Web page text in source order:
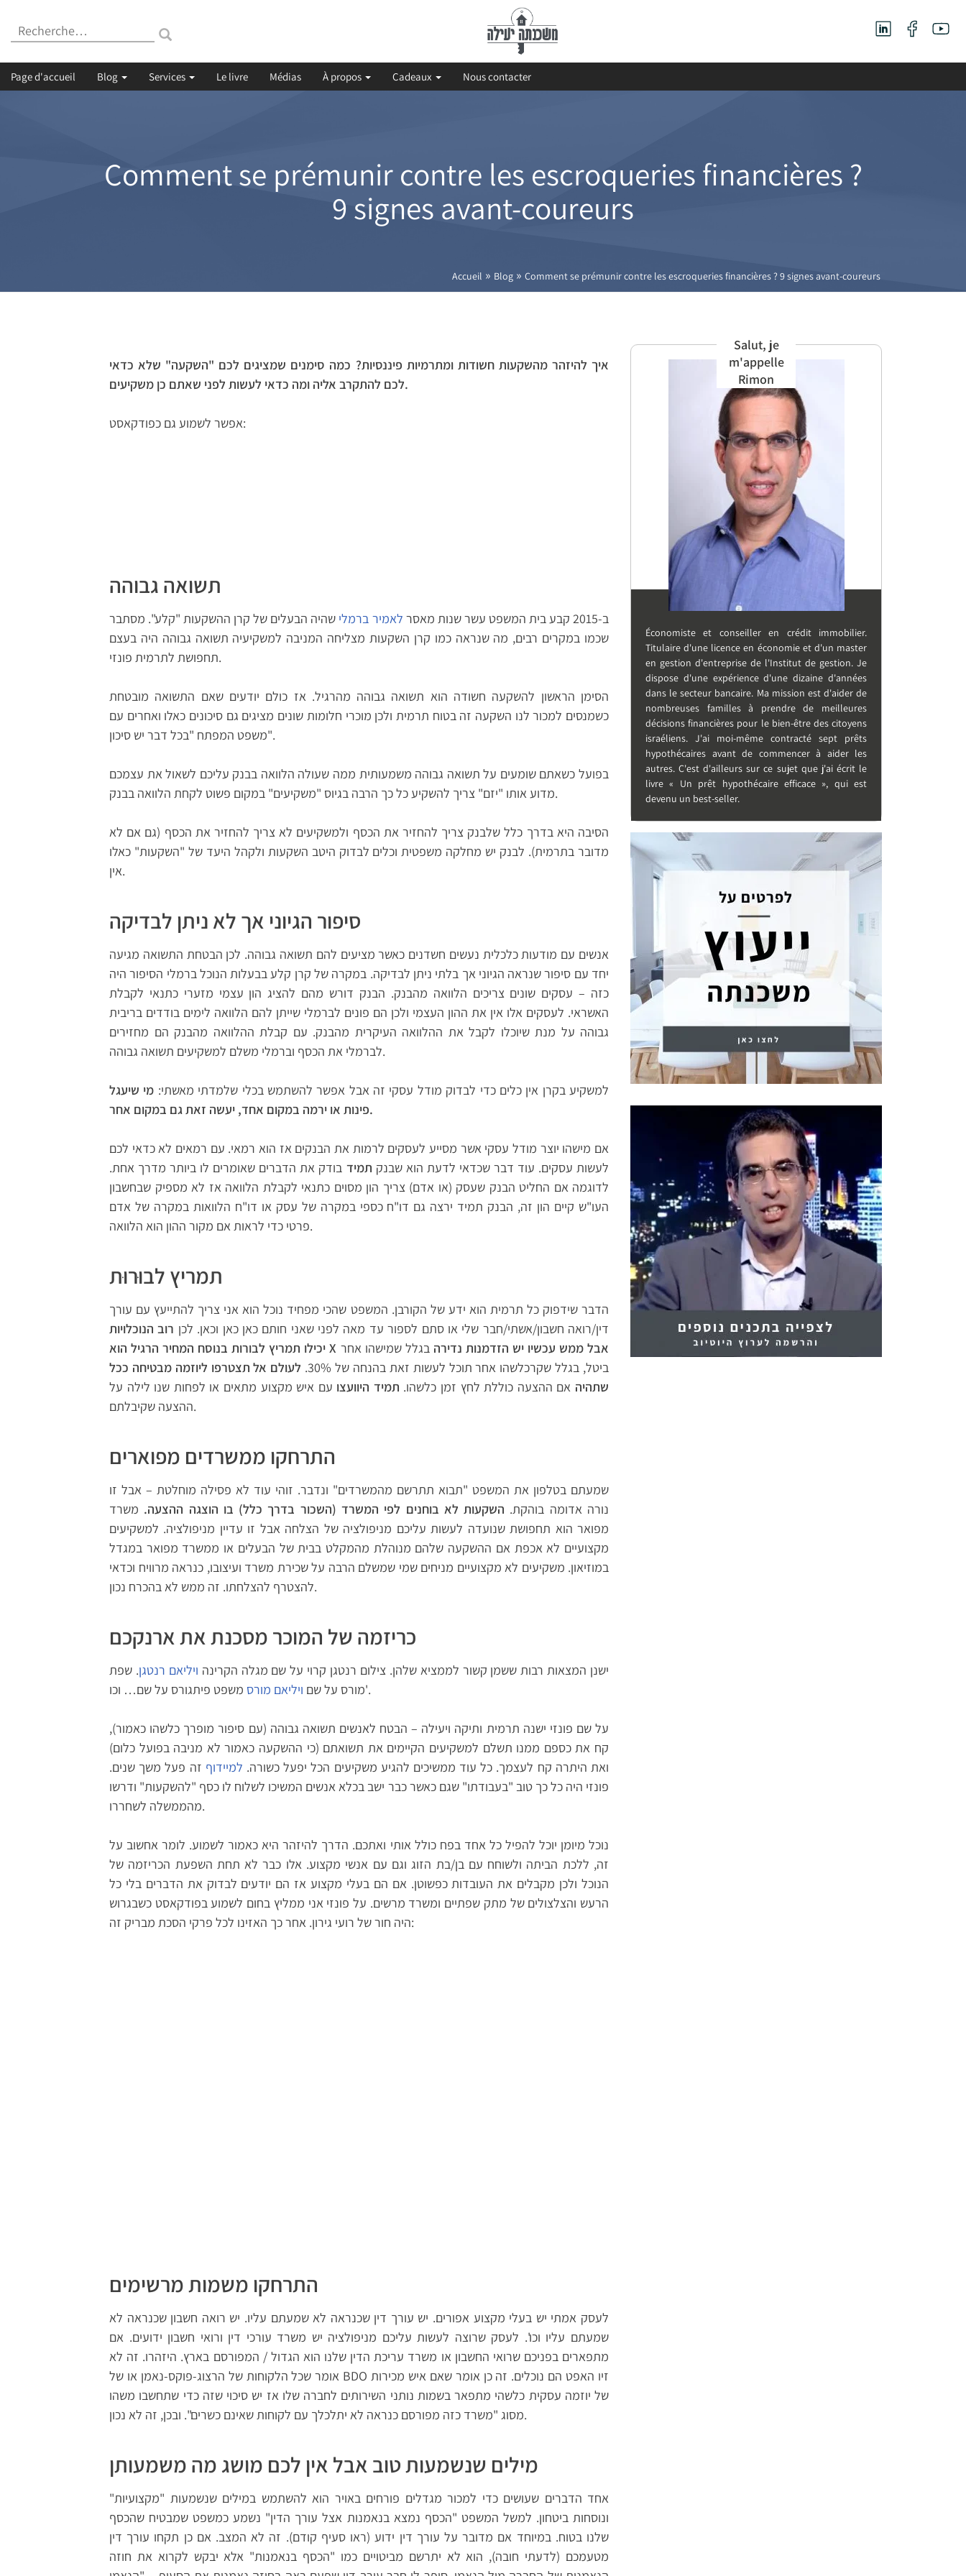
Recherche
Page d'accueil Blog Services Le livre Médias À propos Cadeaux Nous contacter
Comment se prémunir contre les escroqueries financières ?
9 signes avant-coureurs
Accueil » Blog» Comment se prémunir contre les escroqueries financières ? 9 signes avant-coureurs
איך להיזהר מהשקעות חשודות ומתרמיות פיננסיות? כמה סימנים שמציגים לכם "השקעה" שלא כדאי
לכם להתקרב אליה ומה כדאי לעשות לפני שאתם כן משקיעים.
אפשר לשמוע גם כפודקאסט:
תשואה גבוהה
ב-2015 קבע בית המשפט עשר שנות מאסר לאמיר ברמלי שהיה הבעלים של קרן ההשקעות "קלע". מסתבר
שכמו במקרים רבים, מה שנראה כמו קרן השקעות מצליחה המניבה למשקיעיה תשואה גבוהה היה בעצם
תחפושת לתרמית פונזי.
הסימן הראשון להשקעה חשודה הוא תשואה גבוהה מהרגיל. אז כולם יודעים שאם התשואה מובטחת
כשמנסים למכור לנו השקעה זה בטוח תרמית ולכן מוכרי חלומות שונים מציגים גם סיכונים כאלו ואחרים עם
משפט המפתח "בכל דבר יש סיכון".
בפועל כשאתם שומעים על תשואה גבוהה משמעותית ממה שעולה הלוואה בבנק עליכם לשאול את עצמכם
מדוע אותו "יזם" צריך להשקיע כל כך הרבה בגיוס "משקיעים" במקום פשוט לקחת הלוואה בבנק.
הסיבה היא בדרך כלל שלבנק צריך להחזיר את הכסף ולמשקיעים לא צריך להחזיר את הכסף (גם אם לא
מדובר בתרמית). לבנק יש מחלקה משפטית וכלים לבדוק היטב השקעות ולקהל היעד של "השקעות" כאלו
אין.
סיפור הגיוני אך לא ניתן לבדיקה
אנשים עם מודעות כלכלית נעשים חשדנים כאשר מציעים להם תשואה גבוהה. לכן הבטחת התשואה מגיעה
יחד עם סיפור שנראה הגיוני אך בלתי ניתן לבדיקה. במקרה של קרן קלע בבעלות הנוכל ברמלי הסיפור היה
כזה – עסקים שונים צריכים הלוואה מהבנק. הבנק דורש מהם להציג הון עצמי מזערי כתנאי לקבלת
האשראי. לעסקים אלו אין את ההון העצמי ולכן הם פונים לברמלי שייתן להם הלוואה לימים בודדים בריבית
גבוהה על מנת שיוכלו לקבל את ההלוואה העיקרית מהבנק. עם קבלת ההלוואה מהבנק הם מחזירים
לברמלי את הכסף וברמלי משלם למשקיעים תשואה גבוהה.
למשקיע בקרן אין כלים כדי לבדוק מודל עסקי זה אבל אפשר להשתמש בכלי שלמדתי מאשתי: מי שיעגל
פינות או ירמה במקום אחד, יעשה זאת גם במקום אחר.
אם מישהו יוצר מודל עסקי אשר מסייע לעסקים לרמות את הבנקים אז הוא רמאי. עם רמאים לא כדאי לכם
לעשות עסקים. עוד דבר שכדאי לדעת הוא שבנק תמיד בודק את הדברים שאומרים לו ביותר מדרך אחת.
לדוגמה אם החליט הבנק שעסק (או אדם) צריך הון מסוים כתנאי לקבלת הלוואה אז לא מספיק שבחשבון
העו"ש קיים הון זה, הבנק תמיד ירצה גם דו"ח כספי במקרה של עסק או דו"ח הלוואות במקרה של אדם
פרטי כדי לראות אם מקור ההון הוא הלוואה.
תמריץ לבוּרוּת
הדבר שידפוק כל תרמית הוא ידע של הקורבן. המשפט שהכי מפחיד נוכל הוא אני צריך להתייעץ עם עורך
דין/רואה חשבון/אשתי/חבר שלי או סתם לספור עד מאה לפני שאני חותם כאן כאן וכאן. לכן רוב הנוכלויות
יכילו תמריץ לבורות בנוסח המחיר הרגיל הוא X אבל ממש עכשיו יש הזדמנות נדירה בגלל שמישהו אחר
ביטל, בגלל שקרכלשהו אחר תוכל לעשות זאת בהנחה של 30%.
לעולם אל תצטרפו ליוזמה מבטיחה ככל
שתהיה אם ההצעה כוללת לחץ זמן כלשהו. תמיד היוועצו עם איש מקצוע מתאים או לפחות שנו לילה על
ההצעה שקיבלתם.
התרחקו ממשרדים מפוארים
שמעתם בטלפון את המשפט "תבוא תתרשם מהמשרדים" ונדבר. זוהי עוד לא פסילה מוחלטת – אבל זו
נורה אדומה בוהקת. השקעות לא בוחנים לפי המשרד (השכור בדרך כלל) בו הוצגה ההצעה. משרד
מפואר הוא תחפושת שנועדה לעשות עליכם מניפולציה של הצלחה אבל זו עדיין מניפולציה. למשקיעים
מקצועיים לא אכפת אם ההשקעה שלהם מנוהלת מהמקלט בבית של הבעלים או ממשרד מפואר במגדל
במוזיאון. משקיעים לא מקצועיים מניחים שמי שמשלם הרבה על שכירת משרד ועיצובו, כנראה מרוויח וכדאי
להצטרף להצלחתו. זה ממש לא בהכרח נכון.
כריזמה של המוכר מסכנת את ארנקכם
ישנן המצאות רבות ששמן קשור לממציא שלהן. צילום רנטגן קרוי על שם מגלה הקרינה ויליאם רנטגן. שפת
מורס על שם ויליאם מורס משפט פיתגורס על שם… וכו'.
על שם פונזי ישנה תרמית ותיקה ויעילה – הבטח לאנשים תשואה גבוהה (עם סיפור מופרך כלשהו כאמור),
קח את כספם ממנו תשלם למשקיעים הקיימים את תשואתם (כי ההשקעה כאמור לא מניבה בפועל כלום)
ואת היתרה קח לעצמך. כל עוד ממשיכים להגיע משקיעים הכל יפעל כשורה. למיידוף זה פעל משך שנים.
פונזי היה כל כך טוב "בעבודתו" שגם כאשר כבר ישב בכלא אנשים המשיכו לשלוח לו כסף "להשקעות" ודרשו
מהממשלה לשחררו.
נוכל מיומן יוכל להפיל כל אחד בפח כולל אותי ואתכם. הדרך להיזהר היא כאמור לשמוע. לומר אחשוב על
זה, ללכת הביתה ולשוחח עם בן/בת הזוג וגם עם אנשי מקצוע. אלו כבר לא תחת השפעת הכריזמה של
הנוכל ולכן מקבלים את העובדות כפשוטן. אם הם בעלי מקצוע אז הם יודעים לבדוק את הדברים בלי כל
הרעש והצלצולים של מתק שפתיים ומשרד מרשים. על פונזי אני ממליץ בחום לשמוע בפודקאסט כשבגרוש
היה חור של רועי גירון. אחר כך האזינו לכל פרקי הסכת מבריק זה:
התרחקו משמות מרשימים
לעסק אמתי יש בעלי מקצוע אפורים. יש עורך דין שכנראה לא שמעתם עליו. יש רואה חשבון שכנראה לא
שמעתם עליו וכו'. לעסק שרוצה לעשות עליכם מניפולציה יש משרד עורכי דין ורואי חשבון ידועים. אם
מתפארים בפניכם שרואי החשבון או משרד עריכת הדין שלנו הוא הגדול / המפורסם בארץ. היזהרו. זה לא
אומר שכל הלקוחות של הרצוג-פוקס-נאמן או של BDO זיו האפט הם נוכלים. זה כן אומר שאם איש מכירות
של יוזמה עסקית כלשהי מתפאר בשמות נותני השירותים לחברה שלו אז יש סיכוי שזה כדי שתחשבו משהו
מסוג "משרד כזה מפורסם כנראה לא יתלכלך עם לקוחות שאינם כשרים". ובכן, זה לא נכון.
מילים שנשמעות טוב אבל אין לכם מושג מה משמעותן
אחד הדברים שעושים כדי למכור מגדלים פורחים באויר הוא להשתמש במילים שנשמעות "מקצועיות"
ונוסחות ביטחון. למשל המשפט "הכסף נמצא בנאמנות אצל עורך הדין" נשמע כמשפט שמבטיח שהכסף
שלנו בטוח. במיוחד אם מדובר על עורך דין ידוע (ראו סעיף קודם). זה לא המצב. אם כן תקחו עורך דין
מטעמכם (לדעתי חובה), הוא לא יתרשם מביטויים כמו "הכסף בנאמנות" אלא יבקש לקרוא את חוזה
Salut, je
m'appelle
Rimon
Économiste et conseiller en crédit immobilier.
Titulaire d'une licence en économie et d'un master
en gestion d'entreprise de l'Institut de gestion. Je
dispose d'une expérience d'une dizaine d'années
dans le secteur bancaire. Ma mission est d'aider de
nombreuses familles à prendre de meilleures
décisions financières pour le bien-être des citoyens
israéliens. J'ai moi-même contracté sept prêts
hypothécaires avant de commencer à aider les
autres. C'est d'ailleurs sur ce sujet que j'ai écrit le
livre « Un prêt hypothécaire efficace », qui est
devenu un best-seller.